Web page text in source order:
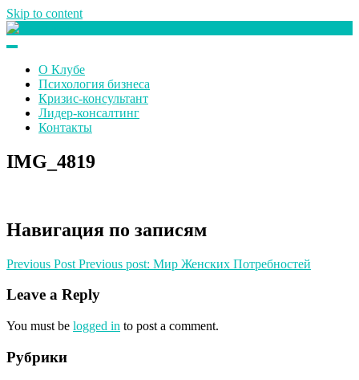
Skip to content
О Клубе
Психология бизнеса
Кризис-консультант
Лидер-консалтинг
Контакты
IMG_4819
Навигация по записям
Previous Post Previous post: Мир Женских Потребностей
Leave a Reply
You must be logged in to post a comment.
Рубрики